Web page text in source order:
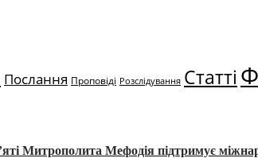
Послання Проповіді Розслідування Статті
Митрополита Мефодія підтримує